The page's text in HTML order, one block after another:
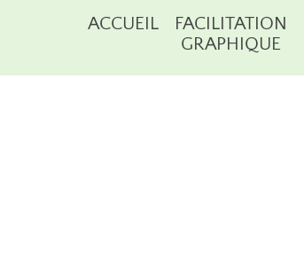
ACCUEIL
FACILITATION
GRAPHIQUE